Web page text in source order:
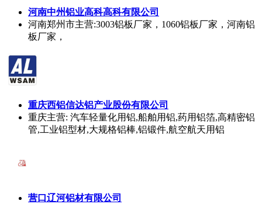
河南中州铝业高科高科有限公司
河南郑州市主营:3003铝板厂家，1060铝板厂家，河南铝
板厂家，
重庆西铝信达铝产业股份有限公司
重庆主营: 汽车轻量化用铝,船舶用铝,药用铝箔,高精密铝
管,工业铝型材,大规格铝棒,铝锻件,航空航天用铝
营口辽河铝材有限公司